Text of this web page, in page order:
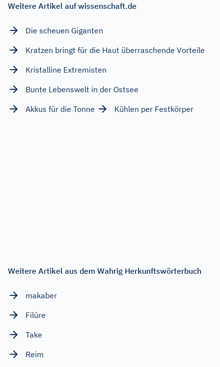
Weitere Artikel auf wissenschaft.de
Die scheuen Giganten
Kratzen bringt für die Haut überraschende Vorteile
Kristalline Extremisten
Bunte Lebenswelt in der Ostsee
Akkus für die Tonne
Kühlen per Festkörper
Weitere Artikel aus dem Wahrig Herkunftswörterbuch
makaber
Filüre
Take
Reim